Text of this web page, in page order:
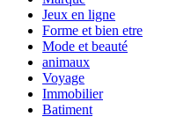
Jeux en ligne
Forme et bien etre
Mode et beauté
animaux
Voyage
Immobilier
Batiment